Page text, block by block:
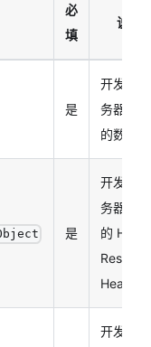
必
填
说明
是
开发者服
务器返回
的数据
是
开发者服
务器返回
的 HTTP
Header
开发者服